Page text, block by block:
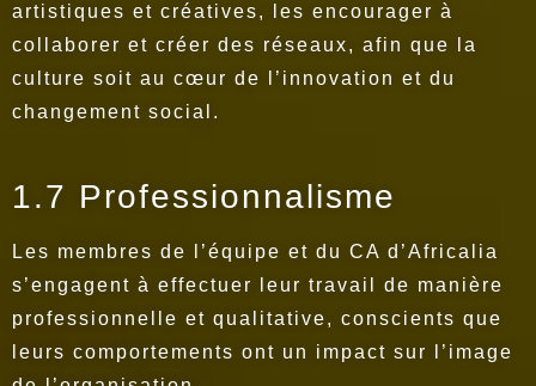
artistiques et créatives, les encourager à
collaborer et créer des réseaux, afin que la
culture soit au cœur de l’innovation et du
changement social.
1.7 Professionnalisme
Les membres de l’équipe et du CA d’Africalia
s’engagent à effectuer leur travail de manière
professionnelle et qualitative, conscients que
leurs comportements ont un impact sur l’image